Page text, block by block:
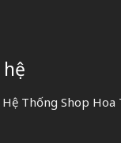
Thống Shop Hoa